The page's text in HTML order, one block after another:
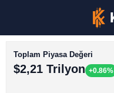
Toplam Piyasa Değeri
$2,21 Trilyon +0.86%